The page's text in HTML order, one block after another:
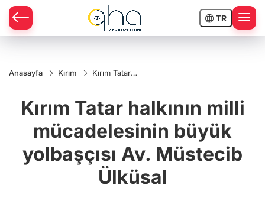
TR
Anasayfa Kırım
Kırım Tatar
büyük
yolbaşçısı Av.
Ülküsal
Kırım Tatar halkının milli
mücadelesinin büyük
yolbaşçısı Av. Müstecib
Ülküsal